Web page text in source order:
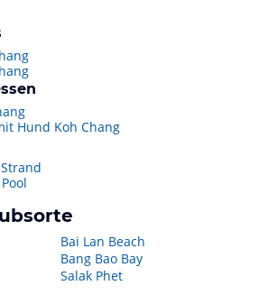
Hund Koh Chang
Bai Lan Beach
Bang Bao Bay
Salak Phet